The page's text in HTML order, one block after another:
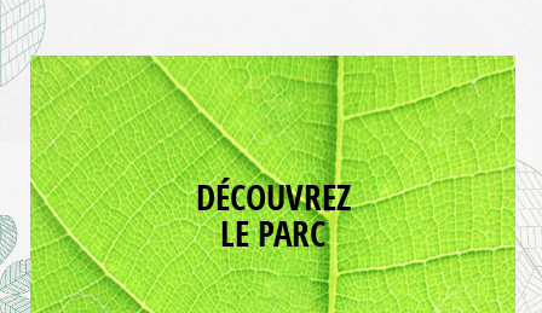
DÉCOUVREZ
LE PARC